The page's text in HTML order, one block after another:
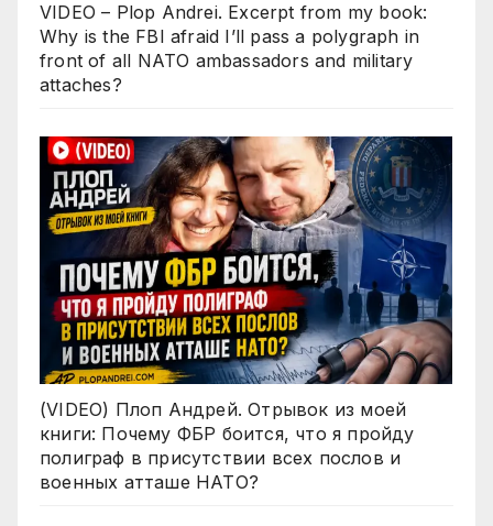
VIDEO – Plop Andrei. Excerpt from my book:
Why is the FBI afraid I’ll pass a polygraph in
front of all NATO ambassadors and military
attaches?
(VIDEO) Плоп Андрей. Отрывок из моей
книги: Почему ФБР боится, что я пройду
полиграф в присутствии всех послов и
военных атташе НАТО?